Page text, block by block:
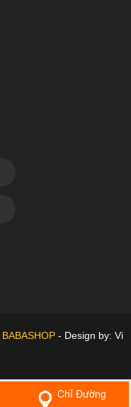
BABASHOP - Design by: Vi
Chỉ Đường